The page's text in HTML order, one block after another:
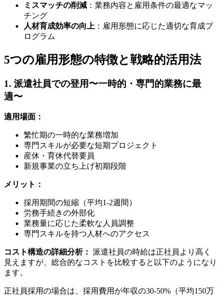
ミスマッチの削減 ：業務内容と雇用条件の最適なマッ
チング
人材育成効率の向上 ：雇用形態に応じた適切な育成プ
ログラム
5つの雇用形態の特徴と戦略的活用法
1. 派遣社員での登用〜一時的・専門的業務に最
適〜
適用場面：
繁忙期の一時的な業務増加
専門スキルが必要な短期プロジェクト
産休・育休代替要員
新規事業の立ち上げ初期段階
メリット：
採用期間の短縮（平均1-2週間）
労務手続きの外部化
業務量に応じた柔軟な人員調整
専門スキルを持つ人材へのアクセス
コスト構造の詳細分析： 派遣社員の時給は正社員より高く
見えますが、総合的なコストを比較すると以下のようになり
ます。
正社員採用の場合は、採用費用が年収の30-50%（平均150万